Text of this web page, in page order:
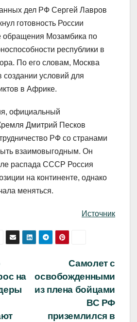
дел РФ Сергей Лавров
готовность России
обращения Мозамбика по
республики в
По его словам, Москва
создании условий для
в Африке.
официальный
Дмитрий Песков
РФ со странами
взаимовыгодным. Он
распада СССР Россия
на континенте, однако
меняться.
Источник
Самолет с
освобожденными
из плена бойцами
ВС РФ
приземлился в
на